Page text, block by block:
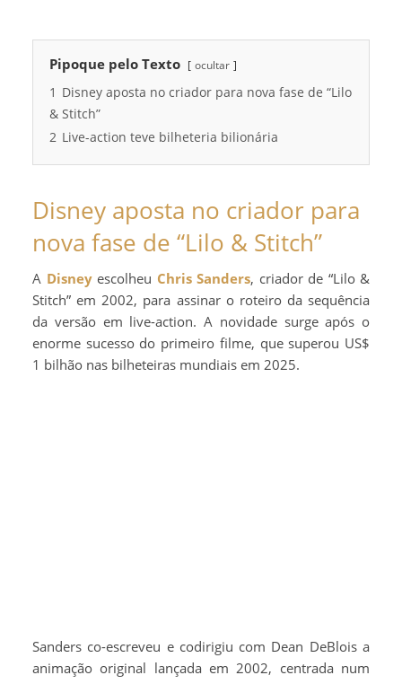
Pipoque pelo Texto ocultar
1 Disney aposta no criador para nova fase de “Lilo
& Stitch”
2 Live-action teve bilheteria bilionária
Disney aposta no criador para
nova fase de “Lilo & Stitch”
Disneyescolheu Chris Sanders, criador de “Lilo &
Stitch” em 2002, para assinar o roteiro da sequência
da versão em live-action. A novidade surge após o
enorme sucesso do primeiro filme, que superou US$
1 bilhão nas bilheteiras mundiais em 2025.
Sanders co-escreveu e codirigiu com Dean DeBlois a
animação original lançada em 2002, centrada num